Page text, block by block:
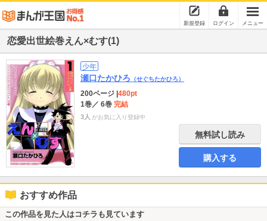
新規登録 ログイン メニュー
恋愛出世絵巻えん×むす(1)
少年
瀬口たかひろ （せぐちたかひろ）
200ページ 480pt
1巻／ 6巻 完結
3人 がお気に入り登録中
無料試し読み
購入する
おすすめ作品
この作品を見た人はコチラも見ています